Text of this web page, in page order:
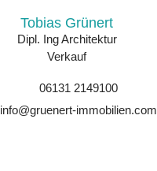
Tobias Grünert
Dipl. Ing Architektur
Verkauf
06131 2149100
info@gruenert-immobilien.com